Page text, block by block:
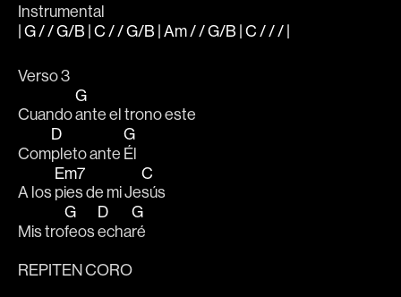
Instrumental
| G / / G/B | C / / G/B | Am / / G/B | C / / / |
Verso 3
Cuando
G
ante el trono este
Com
D
pleto ante
G
Él
A los
Em7
pies de mi Je
C
sús
Mis tro
G
feos
D
echa
G
ré
REPITEN CORO